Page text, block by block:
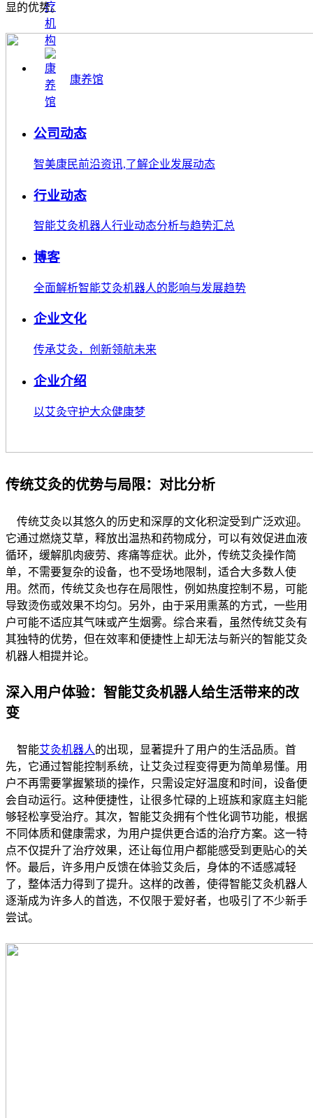
康养馆
公司动态
智美康民前沿资讯,了解企业发展动态
行业动态
智能艾灸机器人行业动态分析与趋势汇总
博客
全面解析智能艾灸机器人的影响与发展趋势
企业文化
传承艾灸，创新领航未来
企业介绍
以艾灸守护大众健康梦
显的优势。
传统艾灸的优势与局限：对比分析
传统艾灸以其悠久的历史和深厚的文化积淀受到广泛欢迎。
它通过燃烧艾草，释放出温热和药物成分，可以有效促进血液
循环，缓解肌肉疲劳、疼痛等症状。此外，传统艾灸操作简
单，不需要复杂的设备，也不受场地限制，适合大多数人使
用。然而，传统艾灸也存在局限性，例如热度控制不易，可能
导致烫伤或效果不均匀。另外，由于采用熏蒸的方式，一些用
户可能不适应其气味或产生烟雾。综合来看，虽然传统艾灸有
其独特的优势，但在效率和便捷性上却无法与新兴的智能艾灸
机器人相提并论。
深入用户体验：智能艾灸机器人给生活带来的改
变
智能艾灸机器人的出现，显著提升了用户的生活品质。首
先，它通过智能控制系统，让艾灸过程变得更为简单易懂。用
户不再需要掌握繁琐的操作，只需设定好温度和时间，设备便
会自动运行。这种便捷性，让很多忙碌的上班族和家庭主妇能
够轻松享受治疗。其次，智能艾灸拥有个性化调节功能，根据
不同体质和健康需求，为用户提供更合适的治疗方案。这一特
点不仅提升了治疗效果，还让每位用户都能感受到更贴心的关
怀。最后，许多用户反馈在体验艾灸后，身体的不适感减轻
了，整体活力得到了提升。这样的改善，使得智能艾灸机器人
逐渐成为许多人的首选，不仅限于爱好者，也吸引了不少新手
尝试。